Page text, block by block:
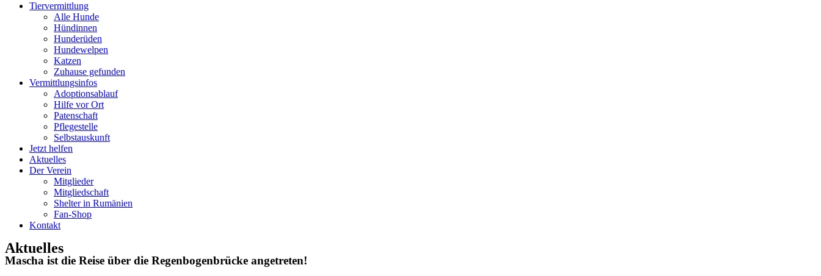
Tiervermittlung
Alle Hunde
Hündinnen
Hunderüden
Hundewelpen
Katzen
Zuhause gefunden
Vermittlungsinfos
Adoptionsablauf
Hilfe vor Ort
Patenschaft
Pflegestelle
Selbstauskunft
Jetzt helfen
Aktuelles
Der Verein
Mitglieder
Mitgliedschaft
Shelter in Rumänien
Fan-Shop
Kontakt
Aktuelles
Mascha ist die Reise über die Regenbogenbrücke angetreten!